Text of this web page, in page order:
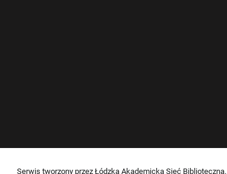
Serwis tworzony przez Łódzką Akademicką Sieć Biblioteczną.